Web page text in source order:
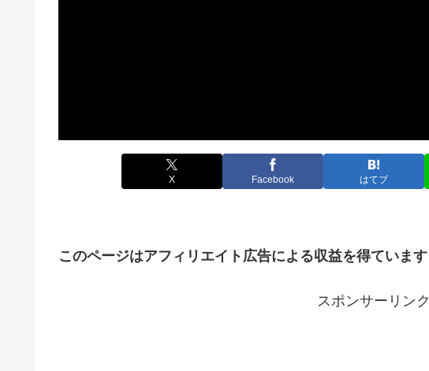
X Facebook はてブ
このページはアフィリエイト広告による収益を得ています
スポンサーリンク